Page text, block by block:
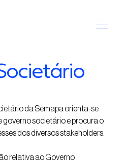
da Semapa orienta-se
governo societário e procura o
dos diversos stakeholders.
relativa ao Governo